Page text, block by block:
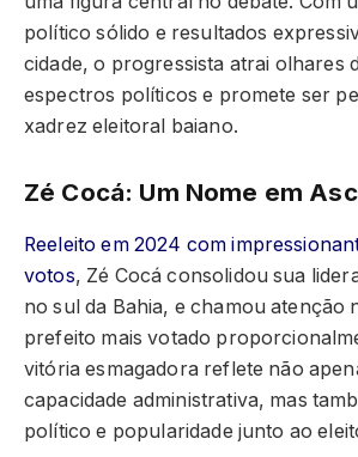
político sólido e resultados
cidade, o progressista atrai olhares
espectros políticos e promete ser
xadrez eleitoral baiano.
Zé Cocá: Um Nome em
Reeleito em 2024 com
votos, Zé Cocá consolidou sua
no sul da Bahia, e chamou atenção
prefeito mais votado
vitória esmagadora reflete não
capacidade administrativa, mas
político e popularidade junto ao